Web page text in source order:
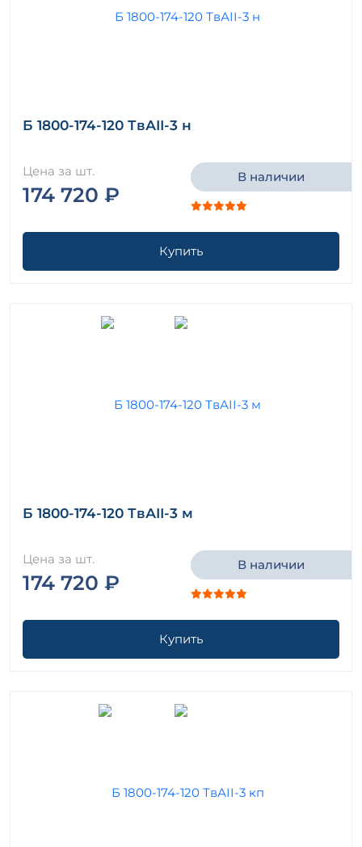
Б 1800-174-120 ТвАII-3 н
Цена за шт.
174 720 ₽
В наличии
Купить
Б 1800-174-120 ТвАII-3 м
Цена за шт.
174 720 ₽
В наличии
Купить